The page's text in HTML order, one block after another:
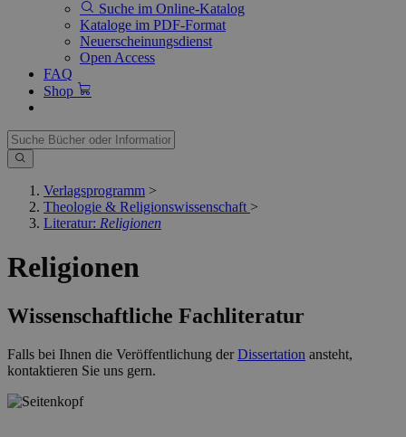
Suche im Online-Katalog
Kataloge im PDF-Format
Neuerscheinungsdienst
Open Access
FAQ
Shop
Verlagsprogramm >
Theologie & Religionswissenschaft >
Literatur: Religionen
Religionen
Wissenschaftliche Fachliteratur
Falls bei Ihnen die Veröffentlichung derDissertation ansteht,
kontaktieren Sie uns gern.